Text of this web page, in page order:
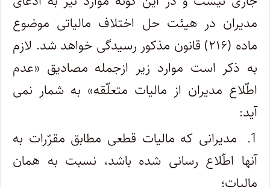
مدیران در هیئت حل اختلاف مالیاتی موضوع
ماده (۲۱۶) قانون مذکور رسیدگی خواهد شد. لازم
به ذکر است موارد زیر ازجمله مصادیق «عدم
اطّلاع مدیران از مالیات متعلّقه» به شمار نمی
آید:
1ـ مدیرانی که مالیات قطعی مطابق مقرّرات به
آنها اطّلاع رسانی شده باشد، نسبت به همان